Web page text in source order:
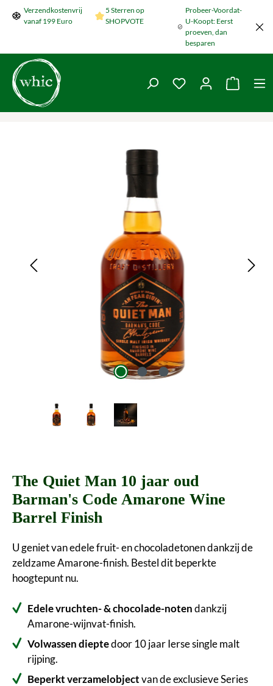
Naar de hoofdinhoud springen
Verzendkostenvrij
vanaf 199 Euro
5 Sterren op
SHOPVOTE
Probeer-Voordat-
U-Koopt: Eerst
proeven, dan
besparen
Je hebt 0 items op
De
The Quiet Man 10 jaar oud
Barman's Code Amarone Wine
Barrel Finish
U geniet van edele fruit- en chocoladetonen dankzij de
zeldzame Amarone-finish. Bestel dit beperkte
hoogtepunt nu.
Edele vruchten- & chocolade-notendankzij
Amarone-wijnvat-finish.
Volwassen dieptedoor 10 jaar Ierse single malt
rijping.
Beperkt verzamelobjectvan de exclusieve Series